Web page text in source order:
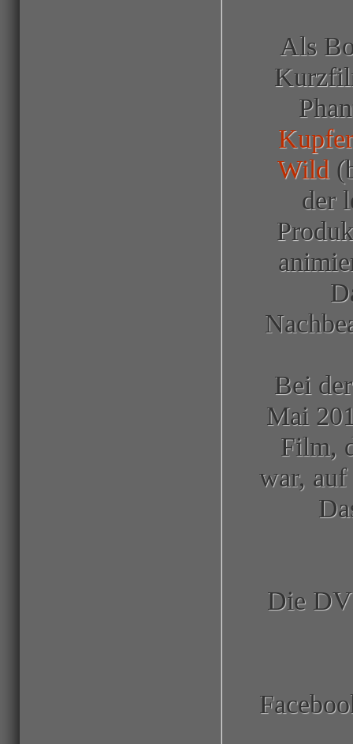
Als
Wild
der
Bei
Mai
Film,
war,
Die